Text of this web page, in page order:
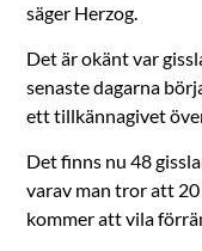
säger Herzog.
Det är okänt var
senaste dagarna
ett tillkännagivet
Det finns nu 48
varav man tror att
kommer att vila